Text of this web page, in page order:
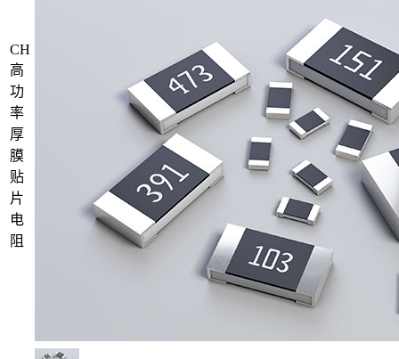
CH
高
功
率
厚
膜
贴
片
电
阻